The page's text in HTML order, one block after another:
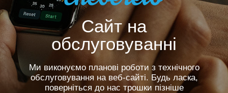
Сайт на
обслуговуванні
Ми виконуємо планові роботи з технічного
обслуговування на веб-сайті. Будь ласка,
поверніться до нас трошки пізніше